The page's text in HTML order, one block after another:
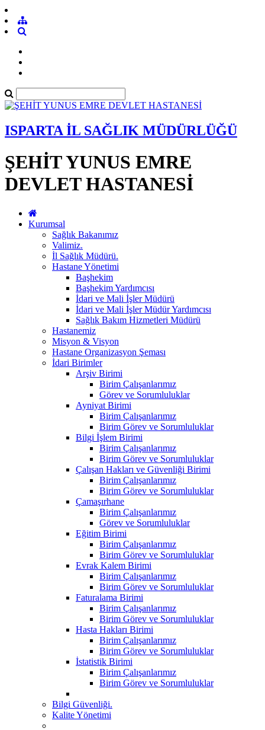
ISPARTA İL SAĞLIK MÜDÜRLÜĞÜ
ŞEHİT YUNUS EMRE
DEVLET HASTANESİ
Kurumsal
Sağlık Bakanımız
Valimiz.
İl Sağlık Müdürü.
Hastane Yönetimi
Başhekim
Başhekim Yardımcısı
İdari ve Mali İşler Müdürü
İdari ve Mali İşler Müdür Yardımcısı
Sağlık Bakım Hizmetleri Müdürü
Hastanemiz
Misyon & Visyon
Hastane Organizasyon Şeması
İdari Birimler
Arşiv Birimi
Birim Çalışanlarımız
Görev ve Sorumluluklar
Ayniyat Birimi
Birim Çalışanlarımız
Birim Görev ve Sorumluluklar
Bilgi İşlem Birimi
Birim Çalışanlarımız
Birim Görev ve Sorumluluklar
Çalışan Hakları ve Güvenliği Birimi
Birim Çalışanlarımız
Birim Görev ve Sorumluluklar
Çamaşırhane
Birim Çalışanlarımız
Görev ve Sorumluluklar
Eğitim Birimi
Birim Çalışanlarımız
Birim Görev ve Sorumluluklar
Evrak Kalem Birimi
Birim Çalışanlarımız
Birim Görev ve Sorumluluklar
Faturalama Birimi
Birim Çalışanlarımız
Birim Görev ve Sorumluluklar
Hasta Hakları Birimi
Birim Çalışanlarımız
Birim Görev ve Sorumluluklar
İstatistik Birimi
Birim Çalışanlarımız
Birim Görev ve Sorumluluklar
Bilgi Güvenliği.
Kalite Yönetimi